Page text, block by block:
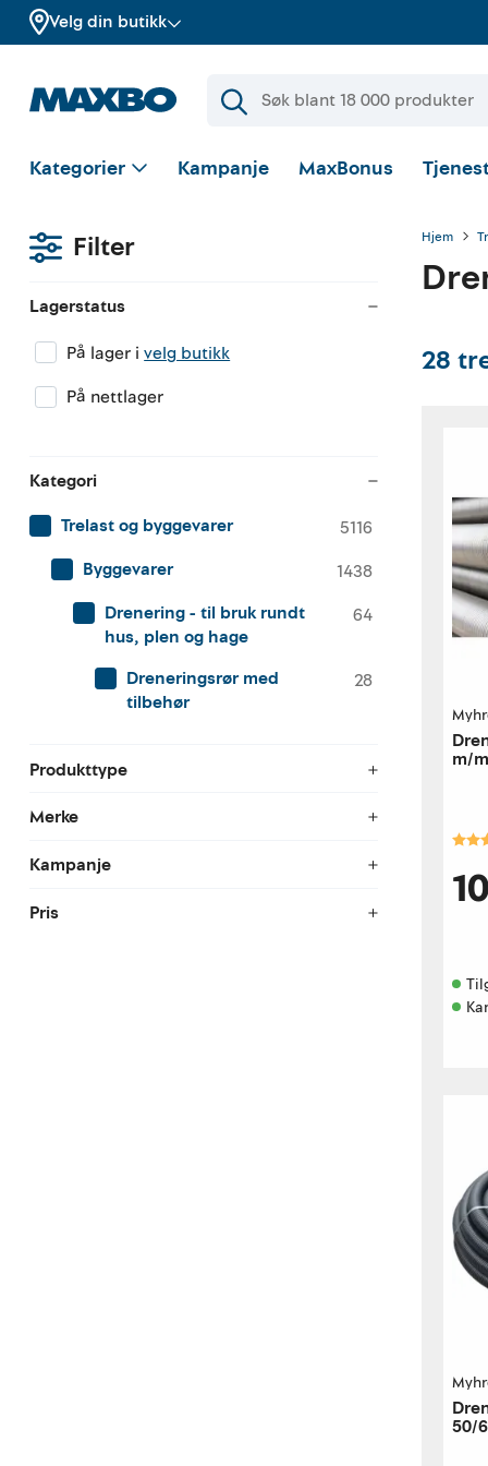
Velg din butikk
Kategorier Kampanje MaxBonus
Filter
Lagerstatus
På lager ivelg butikk
På nettlager
Kategori
Trelast og byggevarer
5116
Byggevarer
1438
Drenering - til bruk rundt
hus, plen og hage
64
Dreneringsrør med
tilbehør
28
Produkttype
Merke
Kampanje
Pris
Hjem
28
m/
50/